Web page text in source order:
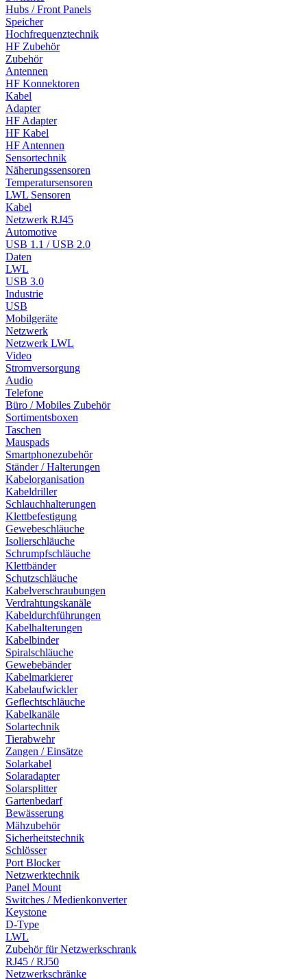
Hubs / Front Panels
Speicher
Hochfrequenztechnik
HF Zubehör
Zubehör
Antennen
HF Konnektoren
Kabel
Adapter
HF Adapter
HF Kabel
HF Antennen
Sensortechnik
Näherungssensoren
Temperatursensoren
LWL Sensoren
Kabel
Netzwerk RJ45
Automotive
USB 1.1 / USB 2.0
Daten
LWL
USB 3.0
Industrie
USB
Mobilgeräte
Netzwerk
Netzwerk LWL
Video
Stromversorgung
Audio
Telefone
Büro / Mobiles Zubehör
Sortimentsboxen
Taschen
Mauspads
Smartphonezubehör
Ständer / Halterungen
Kabelorganisation
Kabeldriller
Schlauchhalterungen
Klettbefestigung
Gewebeschläuche
Isolierschläuche
Schrumpfschläuche
Klettbänder
Schutzschläuche
Kabelverschraubungen
Verdrahtungskanäle
Kabeldurchführungen
Kabelhalterungen
Kabelbinder
Spiralschläuche
Gewebebänder
Kabelmarkierer
Kabelaufwickler
Geflechtschläuche
Kabelkanäle
Solartechnik
Tierabwehr
Zangen / Einsätze
Solarkabel
Solaradapter
Solarsplitter
Gartenbedarf
Bewässerung
Mähzubehör
Sicherheitstechnik
Schlösser
Port Blocker
Netzwerktechnik
Panel Mount
Switches / Medienkonverter
Keystone
D-Type
LWL
Zubehör für Netzwerkschrank
RJ45 / RJ50
Netzwerkschränke